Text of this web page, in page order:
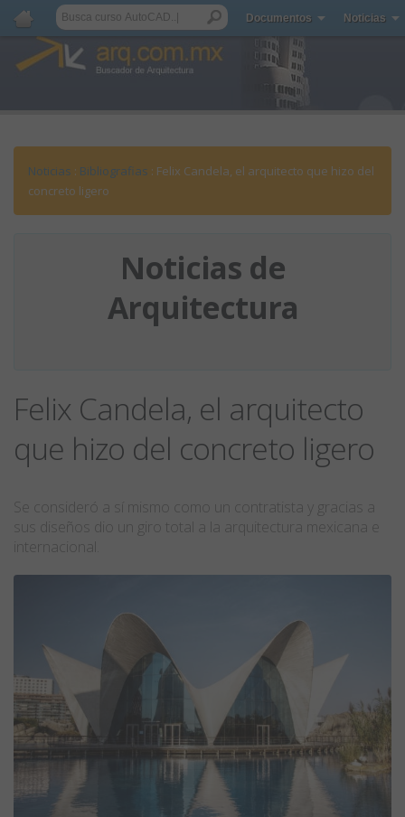
Documentos Noticias
Noticias : Bibliografias : Felix Candela, el arquitecto que hizo del
concreto ligero
Noticias de
Arquitectura
Felix Candela, el arquitecto
que hizo del concreto ligero
Se consideró a sí mismo como un contratista y gracias a
sus diseños dio un giro total a la arquitectura mexicana e
internacional.